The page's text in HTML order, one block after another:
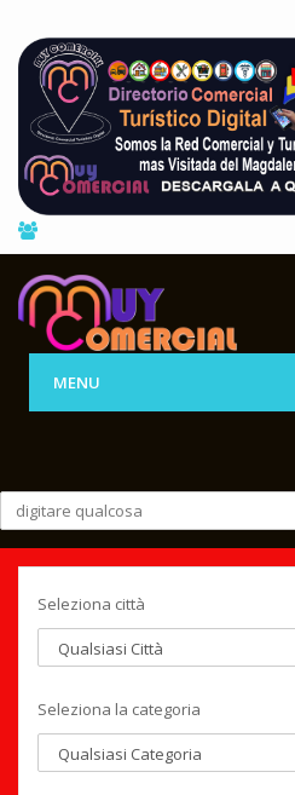
MENU
Seleziona città
Seleziona la categoria